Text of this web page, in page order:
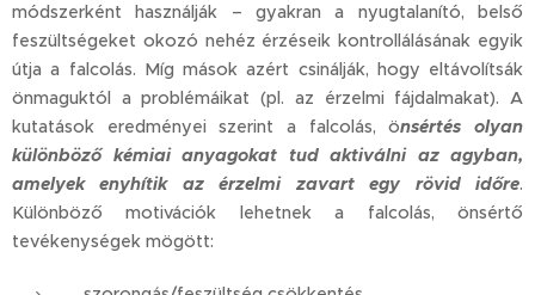
módszerként használják – gyakran a nyugtalanító, belső
feszültségeket okozó nehéz érzéseik kontrollálásának egyik
útja a falcolás. Míg mások azért csinálják, hogy eltávolítsák
önmaguktól a problémáikat (pl. az érzelmi fájdalmakat). A
kutatások eredményei szerint a falcolás, önsértés olyan
különböző kémiai anyagokat tud aktiválni az agyban,
amelyek enyhítik az érzelmi zavart egy rövid időre.
Különböző motivációk lehetnek a falcolás, önsértő
tevékenységek mögött: